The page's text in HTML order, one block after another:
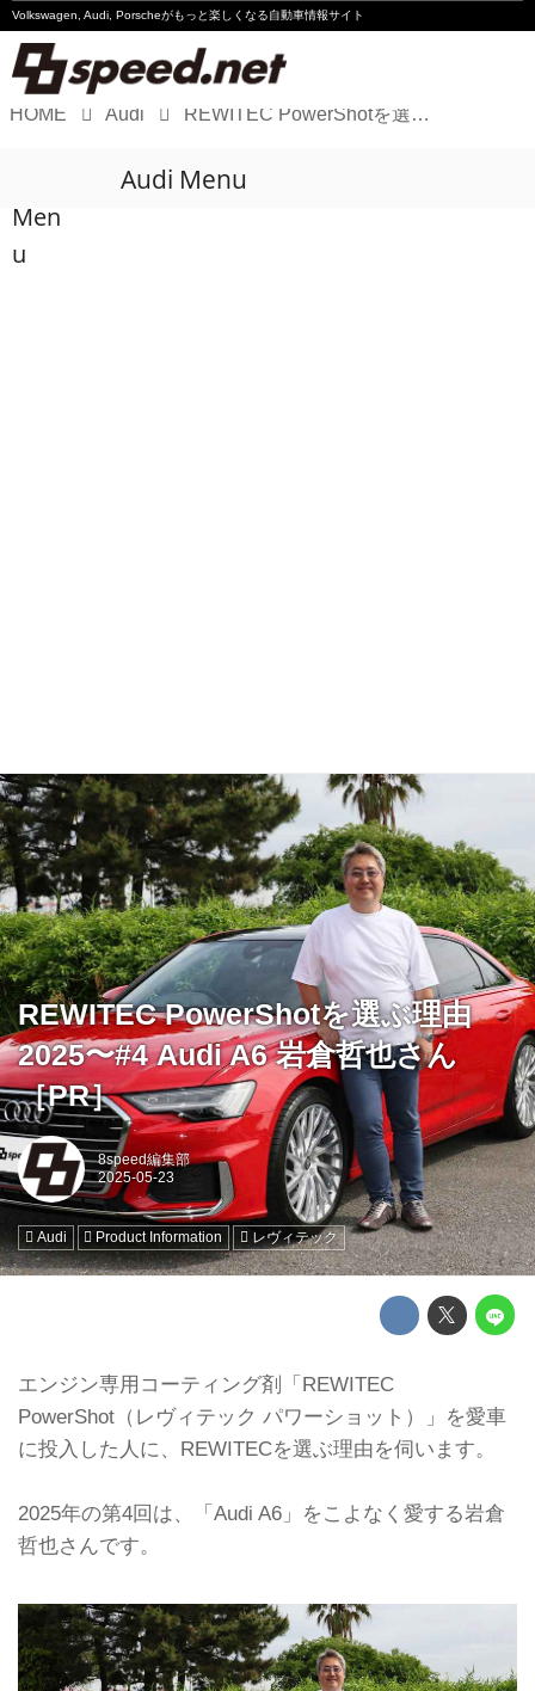
Volkswagen, Audi, Porscheがもっと楽しくなる自動車情報サイト
Audi
HOME Audi REWITEC PowerShotを選ぶ理由 2025〜#4 Audi A6 岩倉哲也さん［PR］
Men
u
Audi Menu
REWITEC PowerShotを選ぶ理由
2025〜#4 Audi A6 岩倉哲也さん
［PR］
8speed編集部
Audi Product Information レヴィテック
エンジン専用コーティング剤「REWITEC
PowerShot（レヴィテック パワーショット）」を愛車
に投入した人に、REWITECを選ぶ理由を伺います。
2025年の第4回は、「Audi A6」をこよなく愛する岩倉
哲也さんです。